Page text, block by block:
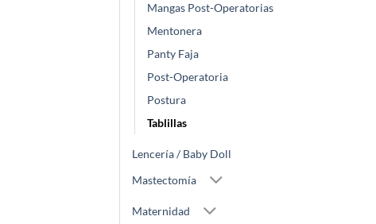
Mangas Post-Operatorias
Mentonera
Panty Faja
Post-Operatoria
Postura
Tablillas
Lencería / Baby Doll
Mastectomía
Maternidad